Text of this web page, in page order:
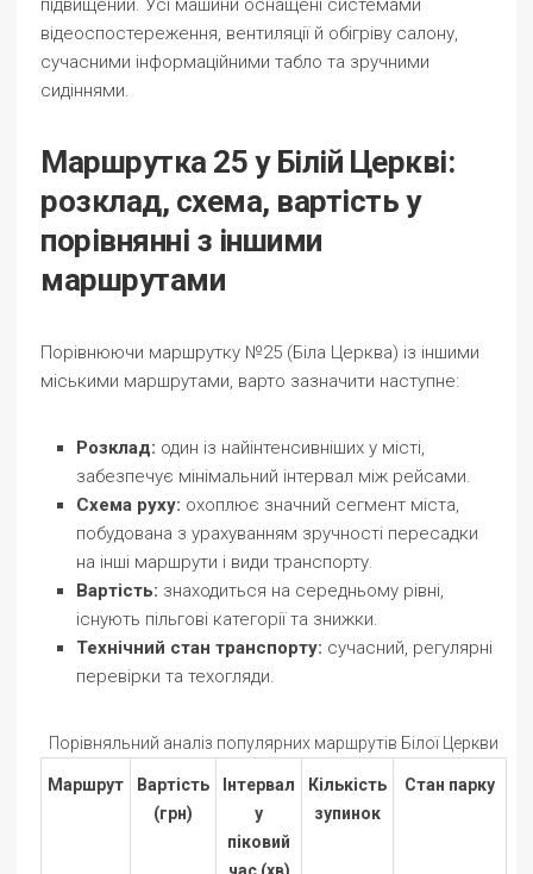
підвищений. Усі машини оснащені системами
відеоспостереження, вентиляції й обігріву салону,
сучасними інформаційними табло та зручними
сидіннями.
Маршрутка 25 у Білій Церкві:
розклад, схема, вартість у
порівнянні з іншими
маршрутами
Порівнюючи маршрутку №25 (Біла Церква) із іншими
міськими маршрутами, варто зазначити наступне:
Розклад: один із найінтенсивніших у місті,
забезпечує мінімальний інтервал між рейсами.
Схема руху: охоплює значний сегмент міста,
побудована з урахуванням зручності пересадки
на інші маршрути і види транспорту.
Вартість: знаходиться на середньому рівні,
існують пільгові категорії та знижки.
Технічний стан транспорту: сучасний, регулярні
перевірки та техогляди.
Порівняльний аналіз популярних маршрутів Білої Церкви
Маршрут
Вартість
(грн)
Інтервал
у
піковий
Кількість
зупинок
Стан парку